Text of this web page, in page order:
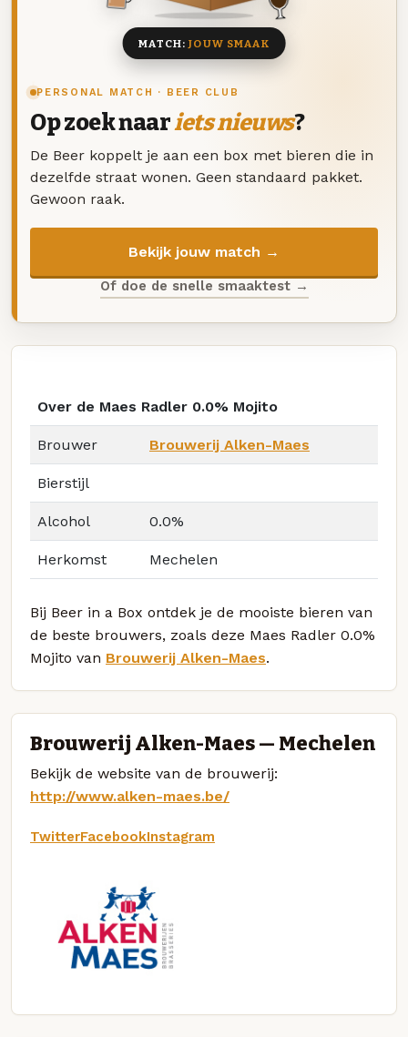
PERSONAL MATCH · BEER CLUB
Op zoek naariets nieuws?
De Beer koppelt je aan een box met bieren die in
dezelfde straat wonen. Geen standaard pakket.
Gewoon raak.
Bekijk jouw match →
Of doe de snelle smaaktest →
MATCH:JOUW SMAAK
Over de Maes Radler 0.0% Mojito
Brouwer Brouwerij Alken-Maes
Bierstijl
Alcohol 0.0%
Herkomst Mechelen
Bij Beer in a Box ontdek je de mooiste bieren van
de beste brouwers, zoals deze Maes Radler 0.0%
Mojito van Brouwerij Alken-Maes.
Brouwerij Alken-Maes — Mechelen
Bekijk de website van de brouwerij:
http://www.alken-maes.be/
TwitterFacebookInstagram